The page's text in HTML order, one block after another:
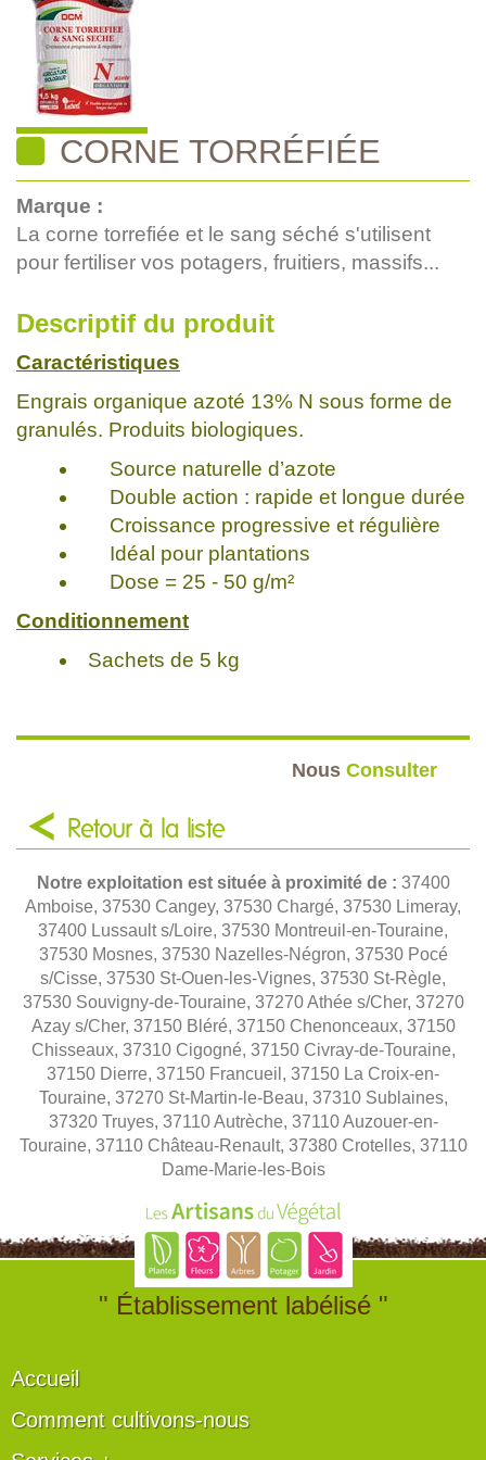
CORNE TORRÉFIÉE
Marque :
La corne torrefiée et le sang séché s'utilisent
pour fertiliser vos potagers, fruitiers, massifs...
Descriptif du produit
Caractéristiques
Engrais organique azoté 13% N sous forme de
granulés. Produits biologiques.
Source naturelle d’azote
Double action : rapide et longue durée
Croissance progressive et régulière
Idéal pour plantations
Dose = 25 - 50 g/m²
Conditionnement
Sachets de 5 kg
Nous Consulter
Retour à la liste
Notre exploitation est située à proximité de : 37400
Amboise, 37530 Cangey, 37530 Chargé, 37530 Limeray,
37400 Lussault s/Loire, 37530 Montreuil-en-Touraine,
37530 Mosnes, 37530 Nazelles-Négron, 37530 Pocé
s/Cisse, 37530 St-Ouen-les-Vignes, 37530 St-Règle,
37530 Souvigny-de-Touraine, 37270 Athée s/Cher, 37270
Azay s/Cher, 37150 Bléré, 37150 Chenonceaux, 37150
Chisseaux, 37310 Cigogné, 37150 Civray-de-Touraine,
37150 Dierre, 37150 Francueil, 37150 La Croix-en-
Touraine, 37270 St-Martin-le-Beau, 37310 Sublaines,
37320 Truyes, 37110 Autrèche, 37110 Auzouer-en-
Touraine, 37110 Château-Renault, 37380 Crotelles, 37110
Dame-Marie-les-Bois
" Établissement labélisé "
Accueil
Comment cultivons-nous